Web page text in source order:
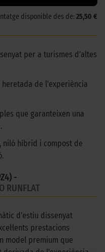
disponible des de: 25,50 €
per a turismes d’altes
de l’experiència
que garanteixen una
niló híbrid i compost de
-
RUNFLAT
d’estiu dissenyat
prestacions
model premium que